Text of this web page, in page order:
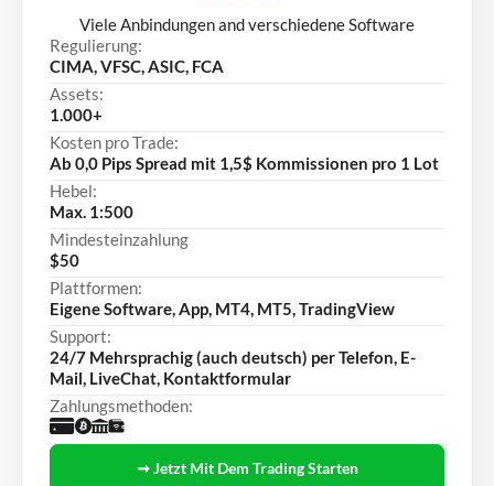
Viele Anbindungen and verschiedene Software
Regulierung:
CIMA, VFSC, ASIC, FCA
Assets:
1.000+
Kosten pro Trade:
Ab 0,0 Pips Spread mit 1,5$ Kommissionen pro 1 Lot
Hebel:
Max. 1:500
Mindesteinzahlung
$50
Plattformen:
Eigene Software, App, MT4, MT5, TradingView
Support:
24/7 Mehrsprachig (auch deutsch) per Telefon, E-
Mail, LiveChat, Kontaktformular
Zahlungsmethoden:
➞ Jetzt Mit Dem Trading Starten